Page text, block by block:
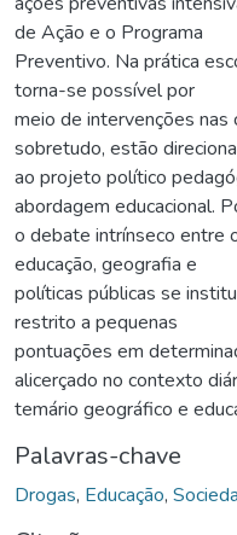
de Ação e o Programa
Preventivo. Na prática
torna-se possível por
meio de intervenções nas
sobretudo, estão
ao projeto político
abordagem educacional.
o debate intrínseco entre
educação, geografia e
políticas públicas se
restrito a pequenas
pontuações em
alicerçado no contexto
temário geográfico e
Palavras-chave
Drogas, Educação,